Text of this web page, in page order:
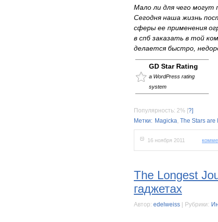
Мало ли для чего могут
Сегодня наша жизнь
сферы ее применения
в спб заказать в той
делается быстро,
GD Star Rating
a WordPress rating
system
Популярность: 2% [?]
Метки: Magicka, The Stars are
16 ноября 2011
The Longest
гаджетах
Автор: edelweiss Рубрики: